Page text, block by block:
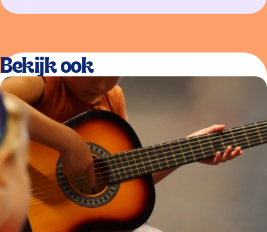
Bekijk ook